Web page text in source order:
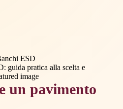
ESD
un pavimento